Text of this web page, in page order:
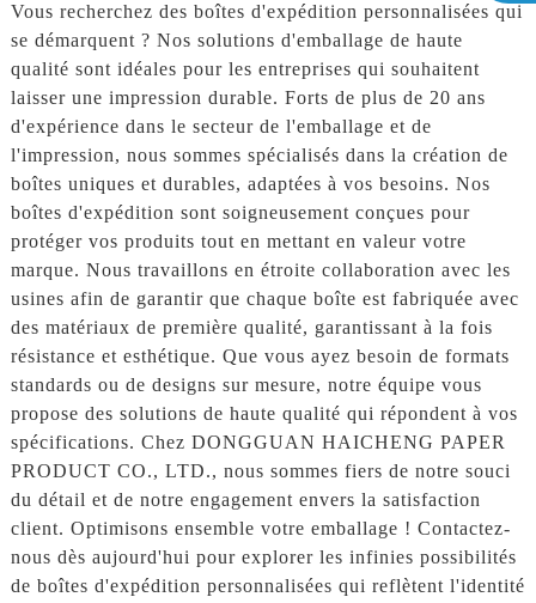
Vous recherchez des boîtes d'expédition personnalisées qui
se démarquent ? Nos solutions d'emballage de haute
qualité sont idéales pour les entreprises qui souhaitent
laisser une impression durable. Forts de plus de 20 ans
d'expérience dans le secteur de l'emballage et de
l'impression, nous sommes spécialisés dans la création de
boîtes uniques et durables, adaptées à vos besoins. Nos
boîtes d'expédition sont soigneusement conçues pour
protéger vos produits tout en mettant en valeur votre
marque. Nous travaillons en étroite collaboration avec les
usines afin de garantir que chaque boîte est fabriquée avec
des matériaux de première qualité, garantissant à la fois
résistance et esthétique. Que vous ayez besoin de formats
standards ou de designs sur mesure, notre équipe vous
propose des solutions de haute qualité qui répondent à vos
spécifications. Chez DONGGUAN HAICHENG PAPER
PRODUCT CO., LTD., nous sommes fiers de notre souci
du détail et de notre engagement envers la satisfaction
client. Optimisons ensemble votre emballage ! Contactez-
nous dès aujourd'hui pour explorer les infinies possibilités
de boîtes d'expédition personnalisées qui reflètent l'identité